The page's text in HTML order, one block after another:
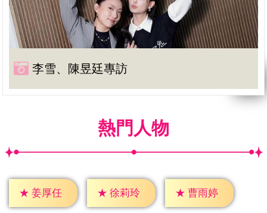
李雪、陳昱廷專訪
熱門人物
★ 姜厚任 ★ 徐莉玲 ★ 曹雨婷